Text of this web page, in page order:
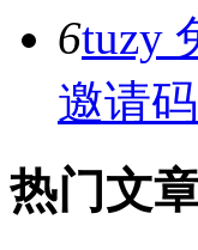
6tuzy
邀请码
热门文